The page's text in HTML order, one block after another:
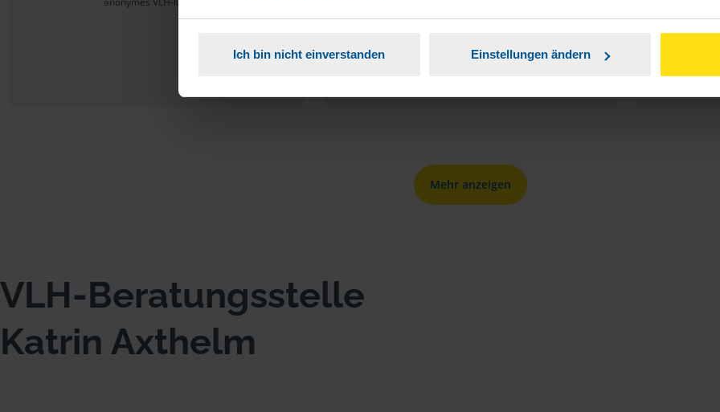
Ich bin nicht einverstanden Einstellungen ändern
zur
Mehr anzeigen
VLH-Beratungsstelle
Katrin Axthelm